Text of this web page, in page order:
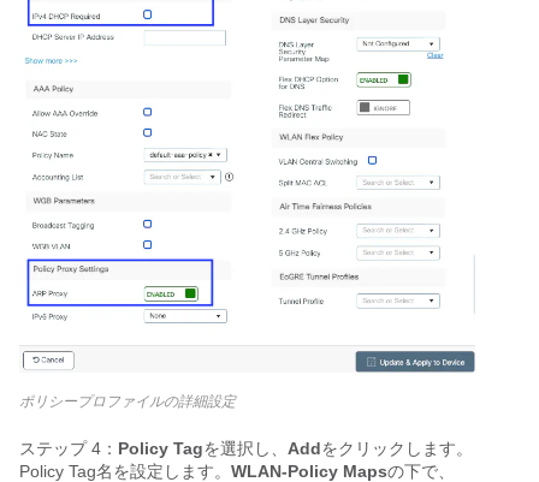
ポリシープロファイルの詳細設定
ステップ 4： Policy Tagを選択し、 Addをクリックします。
Policy Tag名を設定します。 WLAN-Policy Mapsの下で、